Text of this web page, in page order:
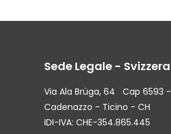
Sede Legale - Svizzera
Via Ala Brüga, 64 Cap 6593 -
Cadenazzo - Ticino - CH
IDI-IVA: CHE-354.865.445